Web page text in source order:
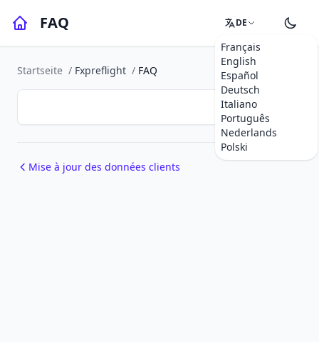
FAQ DE
Français
English
Español
Deutsch
Italiano
Português
Nederlands
Polski
Startseite / Fxpreflight / FAQ
Mise à jour des données clients